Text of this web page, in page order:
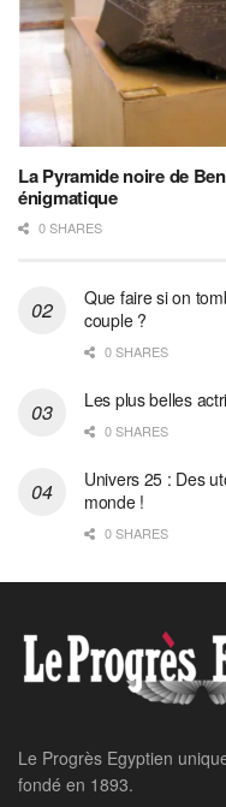
La Pyramide noire de
énigmatique
0 SHARES
Que faire si on
couple ?
0 SHARES
Les plus belles
0 SHARES
Univers 25 : Des
monde !
0 SHARES
Le Progrès Egyptien
fondé en 1893.